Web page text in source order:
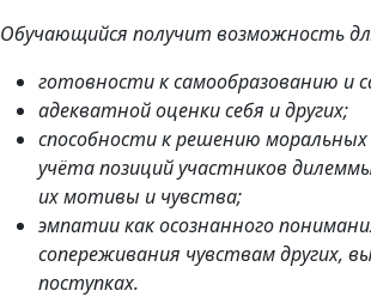
Обучающийся получит возможность
готовности к самообразованию и
адекватной оценки себя и других;
способности к решению
учёта позиций участников
их мотивы и чувства;
эмпатии как осознанного
сопереживания чувствам других,
поступках.